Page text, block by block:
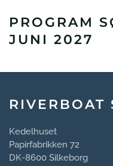
PROGRAM
JUNI 2027
RIVERBOAT
Kedelhuset
Papirfabrikken 72
DK-8600 Silkeborg